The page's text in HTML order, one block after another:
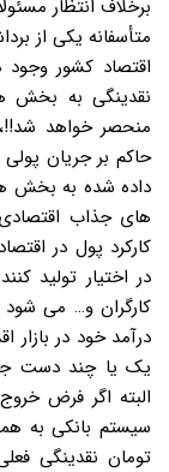
برخلاف انتظار
متأسفانه یکی از
اقتصاد کشور
نقدینگی به بخش
منحصر خواهد
حاکم بر جریان
داده شده به بخش
های جذاب
کارکرد پول در
در اختیار تولید
کارگران و… می شود
درآمد خود در
یک یا چند دست
البته اگر فرض
تومان نقدینگی